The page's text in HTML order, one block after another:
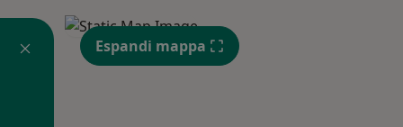
Espandi mappa